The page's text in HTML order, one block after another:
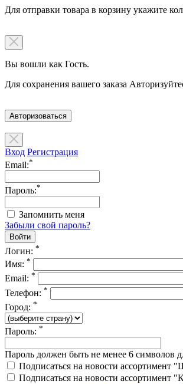
Для отправки товара в корзину укажите
Вы вошли как Гость.
Для сохранения вашего заказа
Авторизоваться
Вход Регистрация
Email:*
Пароль:*
Запомнить меня
Забыли свой пароль?
Логин: *
Имя: *
Email: *
Телефон: *
Город: *
Пароль: *
Пароль должен быть не менее 6 символов
Подписаться на новости ассортимент
Подписаться на новости ассортимент